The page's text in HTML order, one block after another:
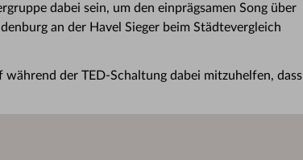
dabei sein, um den einprägsamen Song über
an der Havel Sieger beim Städtevergleich
der TED-Schaltung dabei mitzuhelfen, dass